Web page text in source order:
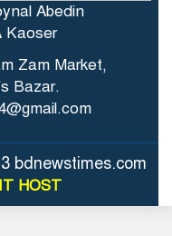
Abedin
Kaoser
Zam Market,
Bazar.
bdnewstimes.com
HOST